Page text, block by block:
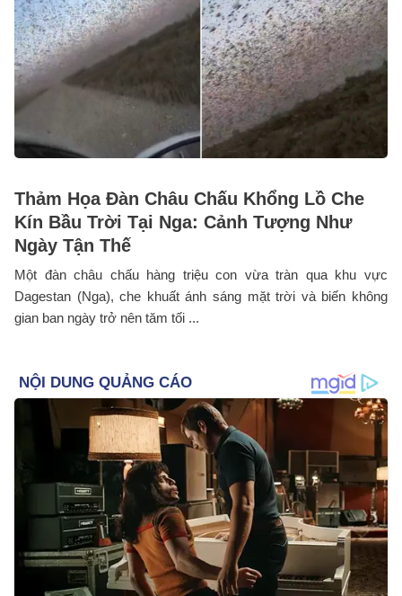
Thảm Họa Đàn Châu Chấu Khổng Lồ Che
Kín Bầu Trời Tại Nga: Cảnh Tượng Như
Ngày Tận Thế
Một đàn châu chấu hàng triệu con vừa tràn qua khu vực
Dagestan (Nga), che khuất ánh sáng mặt trời và biến không
gian ban ngày trở nên tăm tối ...